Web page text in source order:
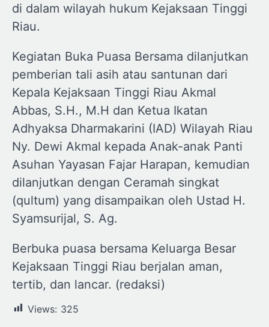
di dalam wilayah hukum Kejaksaan Tinggi
Riau.
Kegiatan Buka Puasa Bersama dilanjutkan
pemberian tali asih atau santunan dari
Kepala Kejaksaan Tinggi Riau Akmal
Abbas, S.H., M.H dan Ketua Ikatan
Adhyaksa Dharmakarini (IAD) Wilayah Riau
Ny. Dewi Akmal kepada Anak-anak Panti
Asuhan Yayasan Fajar Harapan, kemudian
dilanjutkan dengan Ceramah singkat
(qultum) yang disampaikan oleh Ustad H.
Syamsurijal, S. Ag.
Berbuka puasa bersama Keluarga Besar
Kejaksaan Tinggi Riau berjalan aman,
tertib, dan lancar. (redaksi)
Views: 325